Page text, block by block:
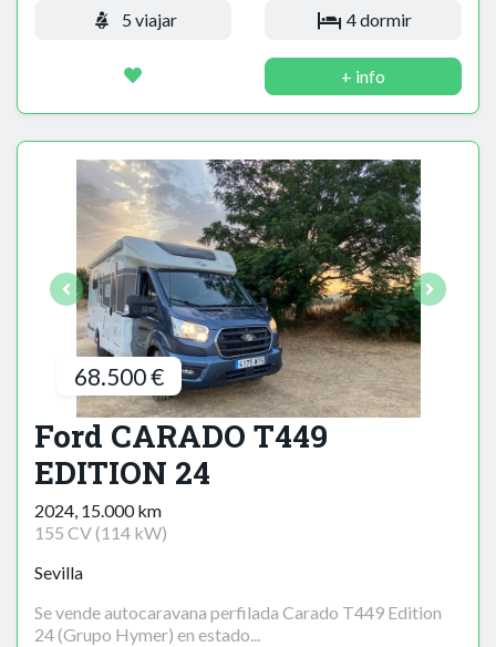
5 viajar 4 dormir
+ info
68.500 €
Ford CARADO T449
EDITION 24
2024, 15.000 km
155 CV (114 kW)
Sevilla
Se vende autocaravana perfilada Carado T449 Edition
24 (Grupo Hymer) en estado...